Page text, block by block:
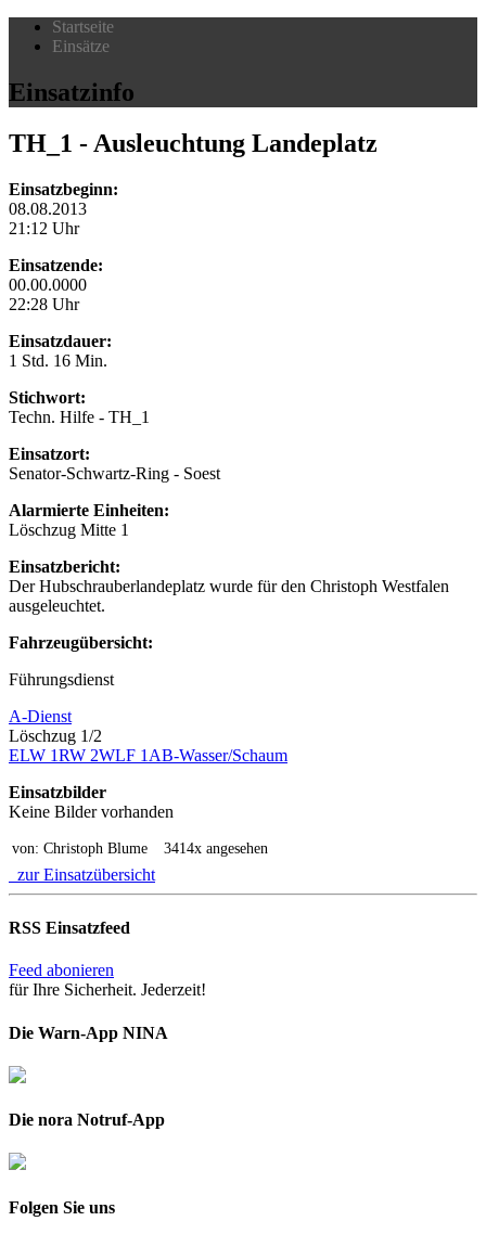
Startseite
Einsätze
Einsatzinfo
TH_1 - Ausleuchtung Landeplatz
Einsatzbeginn:
08.08.2013
21:12 Uhr
Einsatzende:
00.00.0000
22:28 Uhr
Einsatzdauer:
1 Std. 16 Min.
Stichwort:
Techn. Hilfe - TH_1
Einsatzort:
Senator-Schwartz-Ring - Soest
Alarmierte Einheiten:
Löschzug Mitte 1
Einsatzbericht:
Der Hubschrauberlandeplatz wurde für den Christoph Westfalen
ausgeleuchtet.
Fahrzeugübersicht:
Führungsdienst
A-Dienst
Löschzug 1/2
ELW 1RW 2WLF 1 AB-Wasser/Schaum
Einsatzbilder
Keine Bilder vorhanden
von: Christoph Blume 3414x angesehen
zur Einsatzübersicht
RSS Einsatzfeed
Feed abonieren
für Ihre Sicherheit. Jederzeit!
Die Warn-App NINA
Die nora Notruf-App
Folgen Sie uns